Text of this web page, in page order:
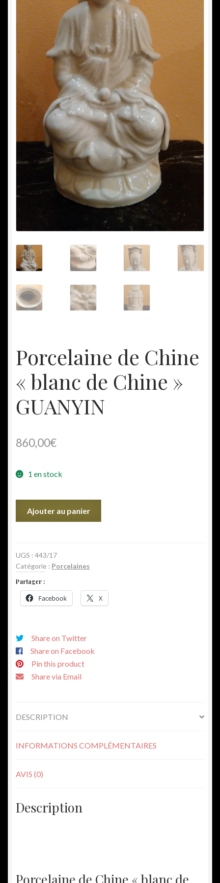
Nous achetons
Vide maison
Commande
Conditions d’utilisation
Confidentialité
Mon compte
Panier
Porcelaine de Chine
« blanc de Chine »
GUANYIN
860,00€
1 en stock
Chine
"blanc
de
Chine"
GUANYIN
Ajouter au panier
UGS : 443/17
Catégorie : Porcelaines
Partager :
Facebook X
Share on Twitter
Share on Facebook
Pin this product
Share via Email
DESCRIPTION
INFORMATIONS COMPLÉMENTAIRES
AVIS (0)
Description
Porcelaine de Chine « blanc de